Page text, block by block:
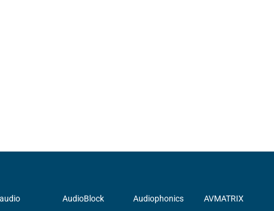
AudioBlock Audiophonics AVMATRIX